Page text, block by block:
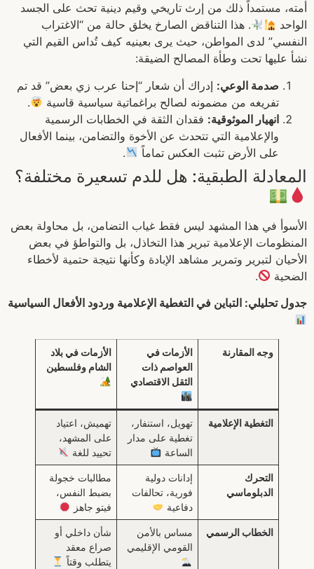
أمته، مستمداً ذلك من إرث تاريخي وقيم دينية تحث على الجسد
الواحد
. هذا التناقض الصارخ يخلق حالة من “الاغتراب
النفسي” لدى المواطن، حيث يرى بعينيه كيف تُداس القيم التي
نشأ عليها تحت وطأة المصالح الضيقة:
صدمة الوعي: إدراك أن شعار “إحنا عرب زي بعض” قد تم
تفريغه من مضمونه لصالح براغماتية سياسية قاسية
.
انهيار الموثوقية: فقدان الثقة في الخطابات الرسمية
والإعلامية التي تتحدث عن الأخوة والتضامن، بينما الأفعال
على الأرض تثبت العكس تماماً
.
المعادلة الطبقية: هل للدم تسعيرة مختلفة؟
الأسوأ في هذا المشهد ليس فقط غياب التضامن، بل محاولة بعض
المنظومات الإعلامية تبرير هذا التخاذل، بل والتواطؤ في بعض
الأحيان لتبرير وتمرير مشاهد الإبادة وكأنها نتيجة حتمية لأخطاء
الضحية
.
جدول تحليلي: التباين في التغطية الإعلامية وردود الأفعال السياسية
وجه المقارنة
الأزمات في
العواصم ذات
الثقل الاقتصادي
الأزمات في بلاد
الشام وفلسطين
التغطية الإعلامية
تهويل، استنفار،
تغطية على مدار
الساعة
تهميش، اعتياد
على المشهد،
تحييد للغة
التحرك
الدبلوماسي
إدانات دولية
فورية، تحالفات
دفاعية
مطالبات خجولة
بضبط النفس،
فيتو جاهز
الخطاب الرسمي
مساس بالأمن
القومي الإقليمي
شأن داخلي أو
صراع معقد
يتطلب وقتاً